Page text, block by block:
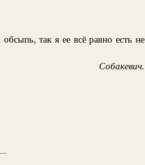
так я ее всё равно есть не
Собакевич.